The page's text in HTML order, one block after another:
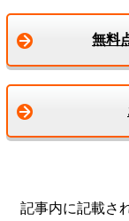
無料
記事内に記載さ